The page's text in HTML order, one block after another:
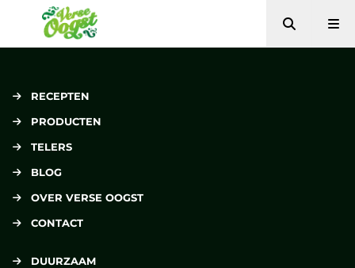
Verse Oogst
Zoeken
RECEPTEN
PRODUCTEN
TELERS
BLOG
OVER VERSE OOGST
CONTACT
DUURZAAM